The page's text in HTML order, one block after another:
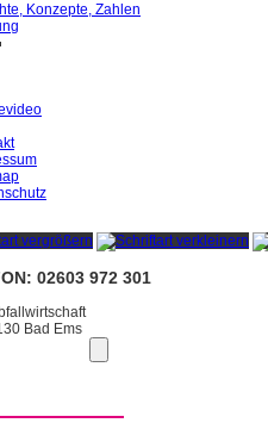
Konzepte, Zahlen
02603 972 301
Bad Ems